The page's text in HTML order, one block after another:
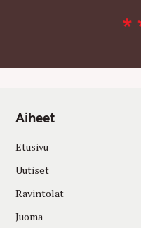
Aiheet
Etusivu
Uutiset
Ravintolat
Juoma